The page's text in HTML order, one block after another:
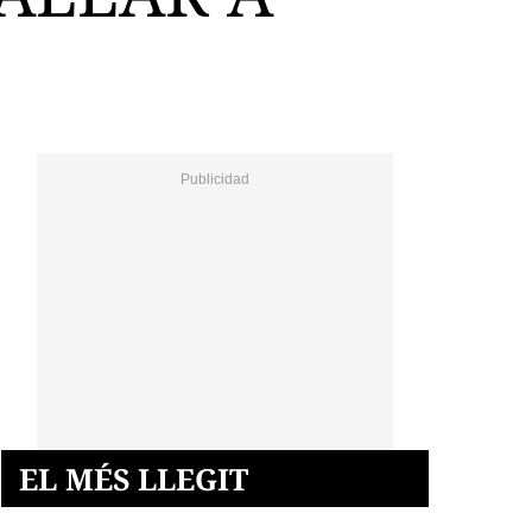
EL MÉS LLEGIT